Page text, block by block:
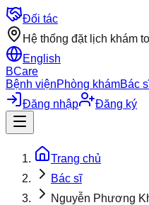
Đối tác
Hệ thống đặt lịch khám
English
BCare
Bệnh việnPhòng khámBác
Đăng nhập
Đăng ký
Trang chủ
Bác sĩ
Nguyễn Phương